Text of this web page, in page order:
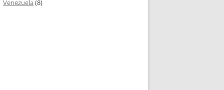
Venezuela (8)